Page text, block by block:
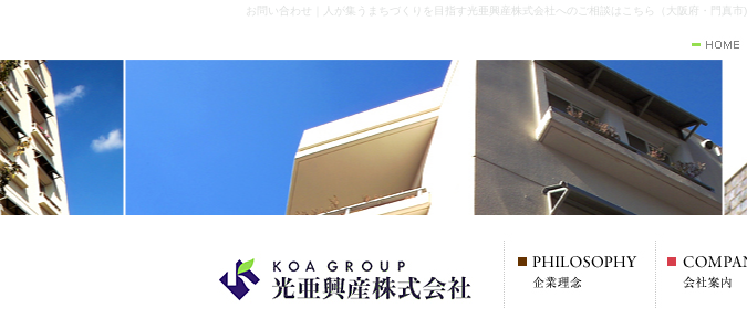
お問い合わせ｜人が集うまちづくりを目指す光亜興産株式会社へのご相談はこちら（大阪府・門真市)